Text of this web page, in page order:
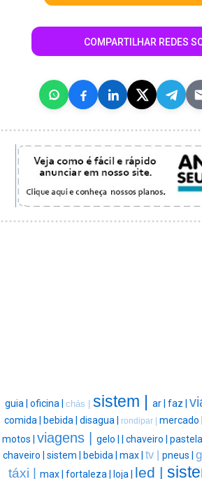
COMPARTILHAR REDES
guia | oficina | chás | sistem | ar | faz |
comida | bebida | disagua | rondipar | mercado |
motos | viagens | gelo | | chaveiro |
chaveiro | sistem | bebida | max | tv | pneus |
táxi | max | fortaleza | loja | led |